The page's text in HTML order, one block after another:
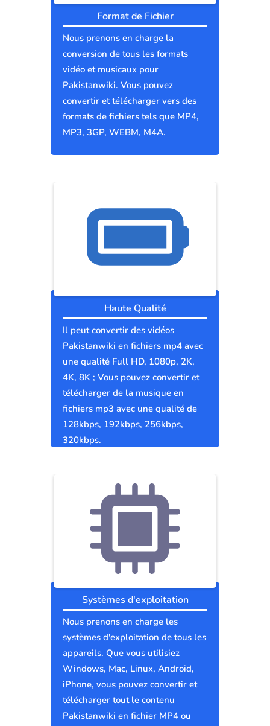
Format de Fichier
Nous prenons en charge la
conversion de tous les formats
vidéo et musicaux pour
Pakistanwiki. Vous pouvez
convertir et télécharger vers des
formats de fichiers tels que MP4,
MP3, 3GP, WEBM, M4A.
Haute Qualité
Il peut convertir des vidéos
Pakistanwiki en fichiers mp4 avec
une qualité Full HD, 1080p, 2K,
4K, 8K ; Vous pouvez convertir et
télécharger de la musique en
fichiers mp3 avec une qualité de
128kbps, 192kbps, 256kbps,
320kbps.
Systèmes d'exploitation
Nous prenons en charge les
systèmes d'exploitation de tous les
appareils. Que vous utilisiez
Windows, Mac, Linux, Android,
iPhone, vous pouvez convertir et
télécharger tout le contenu
Pakistanwiki en fichier MP4 ou